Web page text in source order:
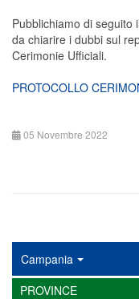
Pubblichiamo di seguito
da chiarire i dubbi sul
Cerimonie Ufficiali.
PROTOCOLLO
05 Novembre 2022
Campania
PROVINCE